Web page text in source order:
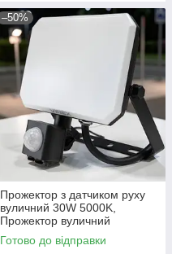
–50%
Прожектор з датчиком руху
вуличний 30W 5000K,
Прожектор вуличний
потужний, Прожектор з
детектором руху, RYH
Готово до відправки